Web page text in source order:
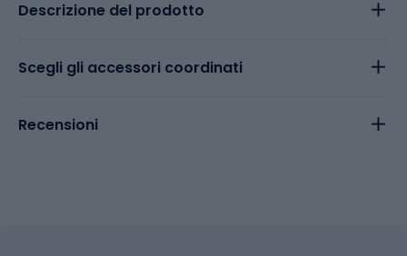
Descrizione del prodotto
Scegli gli accessori coordinati
Recensioni